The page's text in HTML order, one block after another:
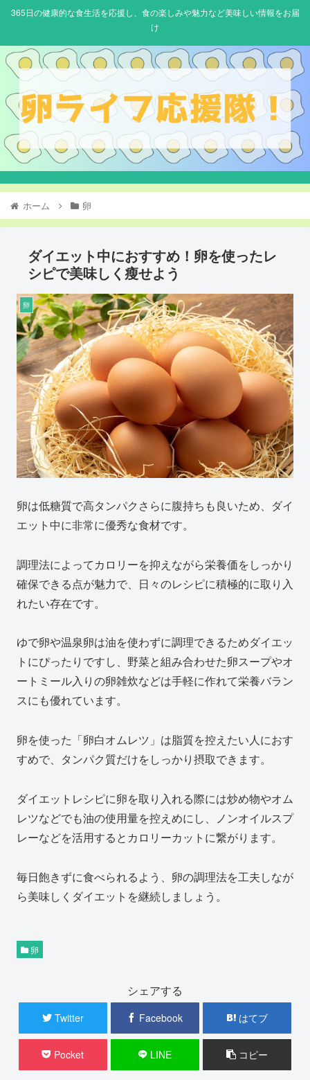
365日の健康的な食生活を応援し、食の楽しみや魅力など美味しい情報をお届
け
ホーム 卵
ダイエット中におすすめ！卵を使ったレ
シピで美味しく瘦せよう
卵
卵は低糖質で高タンパクさらに腹持ちも良いため、ダイ
エット中に非常に優秀な食材です。
調理法によってカロリーを抑えながら栄養価をしっかり
確保できる点が魅力で、日々のレシピに積極的に取り入
れたい存在です。
ゆで卵や温泉卵は油を使わずに調理できるためダイエッ
トにぴったりですし、野菜と組み合わせた卵スープやオ
ートミール入りの卵雑炊などは手軽に作れて栄養バラン
スにも優れています。
卵を使った「卵白オムレツ」は脂質を控えたい人におす
すめで、タンパク質だけをしっかり摂取できます。
ダイエットレシピに卵を取り入れる際には炒め物やオム
レツなどでも油の使用量を控えめにし、ノンオイルスプ
レーなどを活用するとカロリーカットに繋がります。
毎日飽きずに食べられるよう、卵の調理法を工夫しなが
ら美味しくダイエットを継続しましょう。
卵
シェアする
Twitter Facebook はてブ
Pocket LINE コピー